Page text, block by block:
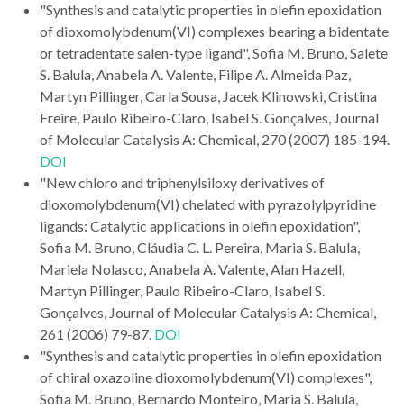
"Synthesis and catalytic properties in olefin epoxidation
of dioxomolybdenum(VI) complexes bearing a bidentate
or tetradentate salen-type ligand", Sofia M. Bruno, Salete
S. Balula, Anabela A. Valente, Filipe A. Almeida Paz,
Martyn Pillinger, Carla Sousa, Jacek Klinowski, Cristina
Freire, Paulo Ribeiro-Claro, Isabel S. Gonçalves, Journal
of Molecular Catalysis A: Chemical, 270 (2007) 185-194.
DOI
"New chloro and triphenylsiloxy derivatives of
dioxomolybdenum(VI) chelated with pyrazolylpyridine
ligands: Catalytic applications in olefin epoxidation",
Sofia M. Bruno, Cláudia C. L. Pereira, Maria S. Balula,
Mariela Nolasco, Anabela A. Valente, Alan Hazell,
Martyn Pillinger, Paulo Ribeiro-Claro, Isabel S.
Gonçalves, Journal of Molecular Catalysis A: Chemical,
261 (2006) 79-87. DOI
"Synthesis and catalytic properties in olefin epoxidation
of chiral oxazoline dioxomolybdenum(VI) complexes",
Sofia M. Bruno, Bernardo Monteiro, Maria S. Balula,